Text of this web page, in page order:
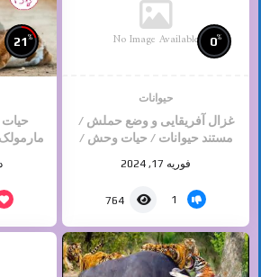
No Image Available 0%
حیوانات
غزال آفریقایی و وضع حملش /
مستند حیوانات / حیات وحش /
فوریه 17, 2024
1
764
21%